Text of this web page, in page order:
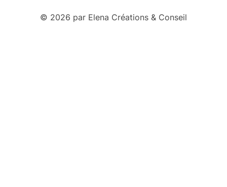
© 2026 par Elena Créations & Conseil